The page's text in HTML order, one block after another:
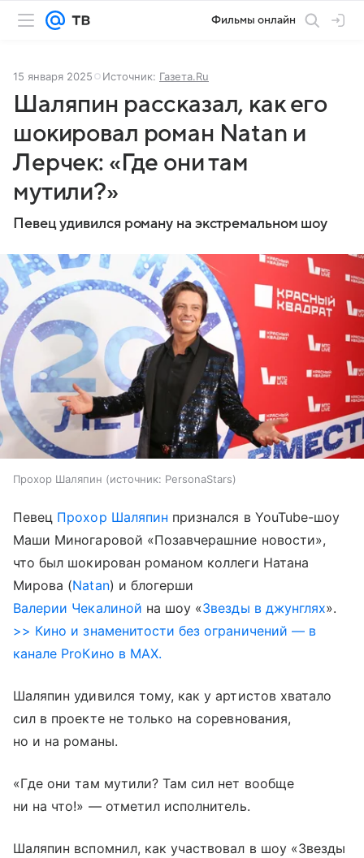
Фильмы онлайн
15 января 2025 Источник: Газета.Ru
Шаляпин рассказал, как его
шокировал роман Natan и
Лерчек: «Где они там
мутили?»
Певец удивился роману на экстремальном шоу
Прохор Шаляпин источник: PersonaStars
Певец Прохор Шаляпин признался в YouTube-шоу
Маши Миногаровой «Позавчерашние новости»,
что был шокирован романом коллеги Натана
Мирова (Natan) и блогерши
Валерии Чекалиной на шоу «Звезды в джунглях».
>> Кино и знаменитости без ограничений — в
канале ProКино в MAX.
Шаляпин удивился тому, как у артистов хватало
сил в проекте не только на соревнования,
но и на романы.
«Где они там мутили? Там сил нет вообще
ни на что!» — отметил исполнитель.
Шаляпин вспомнил, как участвовал в шоу «Звезды